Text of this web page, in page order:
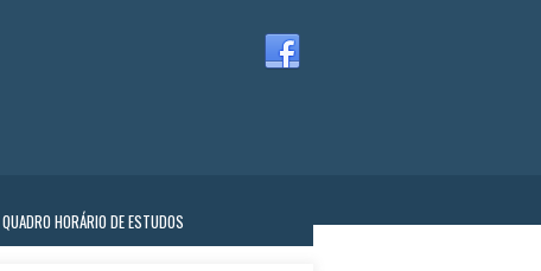
QUADRO HORÁRIO DE ESTUDOS